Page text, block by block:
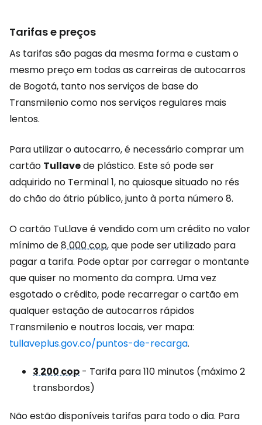
Tarifas e preços
As tarifas são pagas da mesma forma e custam o
mesmo preço em todas as carreiras de autocarros
de Bogotá, tanto nos serviços de base do
Transmilenio como nos serviços regulares mais
lentos.
Para utilizar o autocarro, é necessário comprar um
cartão Tullavede plástico. Este só pode ser
adquirido no Terminal 1, no quiosque situado no rés
do chão do átrio público, junto à porta número 8.
O cartão TuLlave é vendido com um crédito no valor
mínimo de8 000 cop, que pode ser utilizado para
pagar a tarifa. Pode optar por carregar o montante
que quiser no momento da compra. Uma vez
esgotado o crédito, pode recarregar o cartão em
qualquer estação de autocarros rápidos
Transmilenio e noutros locais, ver mapa:
tullaveplus.gov.co/puntos-de-recarga.
3 200 cop - Tarifa para 110 minutos (máximo 2
transbordos)
Não estão disponíveis tarifas para todo o dia. Para